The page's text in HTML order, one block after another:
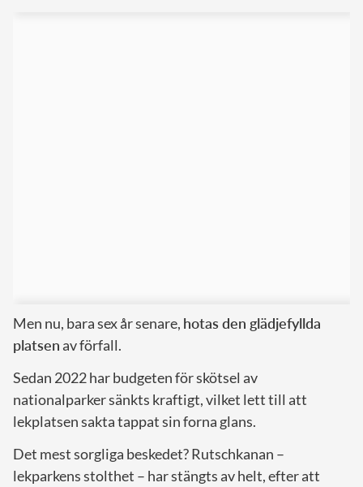
Men nu, bara sex år senare, hotas den glädjefyllda
platsen av förfall.
Sedan 2022 har budgeten för skötsel av
nationalparker sänkts kraftigt, vilket lett till att
lekplatsen sakta tappat sin forna glans.
Det mest sorgliga beskedet? Rutschkanan –
lekparkens stolthet – har stängts av helt, efter att